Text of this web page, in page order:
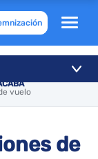
vuelo
de